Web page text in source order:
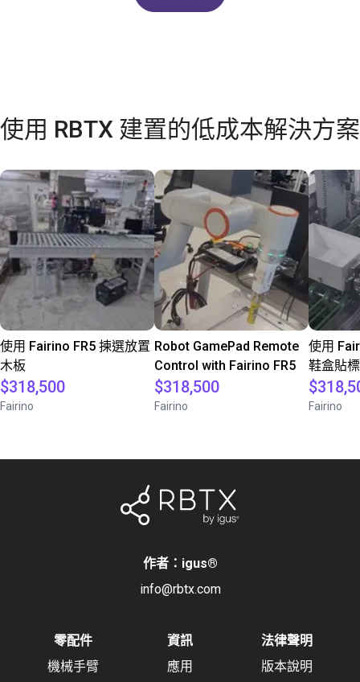
使用 RBTX 建置的低成本解決方案
使用 Fairino FR5 揀選放置
木板
$318,500
Fairino
Robot GamePad Remote
Control with Fairino FR5
$318,500
Fairino
使用
鞋盒貼
Fairino
作者：igus®
info@rbtx.com
零配件
機械手臂
資訊
應用
法律聲明
版本說明